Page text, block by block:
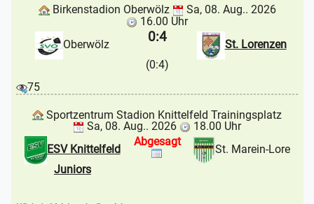
Birkenstadion Oberwölz
Sa, 08. Aug.. 2026
16.00 Uhr
Oberwölz
St. Lorenzen
0:4
(0:4)
75
Sportzentrum Stadion Knittelfeld Trainingsplatz
Sa, 08. Aug.. 2026
18.00 Uhr
ESV Knittelfeld
Juniors
St. Marein-Lore
Abgesagt